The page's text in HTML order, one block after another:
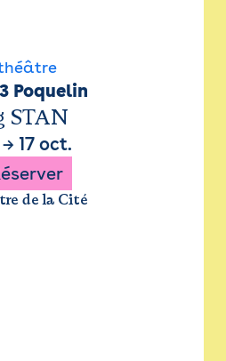
Poquelin
STAN
→ 17 oct.
de la Cité